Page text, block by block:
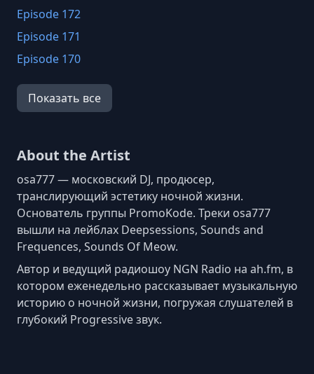
Episode 172
Episode 171
Episode 170
Episode 169
Episode 168
Episode 166
Episode 164
Episode 163
Episode 162
Episode 160
Episode 159
Episode 158
Показать все
About the Artist
osa777 — московский DJ, продюсер,
транслирующий эстетику ночной жизни.
Основатель группы PromoKode. Треки osa777
вышли на лейблах Deepsessions, Sounds and
Frequences, Sounds Of Meow.
Автор и ведущий радиошоу NGN Radio на ah.fm, в
котором еженедельно рассказывает музыкальную
историю о ночной жизни, погружая слушателей в
глубокий Progressive звук.